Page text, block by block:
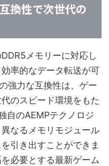
換性で次世代の
メモリーに対応し
率的なデータ転送が可
強力な互換性は、ゲー
のスピード環境をもた
自のAEMPテクノロジ
なるメモリモジュール
引き出すことができま
必要とする最新ゲーム